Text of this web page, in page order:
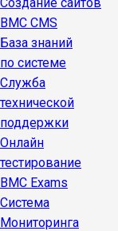
BMC CMS
База знаний
по системе
Служба
технической
поддержки
Онлайн
тестирование
BMC Exams
Система
Мониторинга